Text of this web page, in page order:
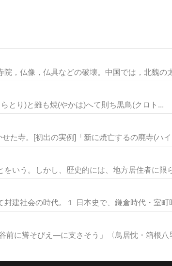
，仏像，仏具などの破壊。中国では，北魏の
とり)と雖も焼(やかは)へて則ち黒鳥(クロト...
た寺。[初出の実例]「新に焼亡するの廃寺(ハ
いう。しかし、歴史的には、地方居住者に限
建社会の時代。１ 日本史で、鎌倉時代・室町
前に聳そびえ―に支さそう」〈鳥居忱・箱根八